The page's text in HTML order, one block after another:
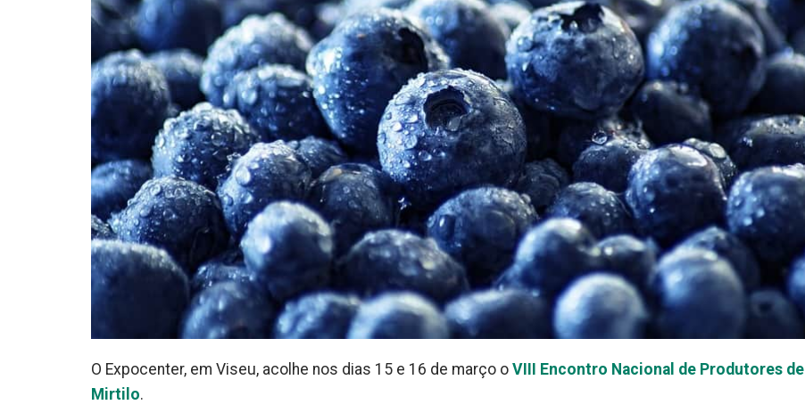
O Expocenter, em Viseu, acolhe nos dias 15 e 16 de março o VIII Encontro Nacional de Produtores de
Mirtilo.